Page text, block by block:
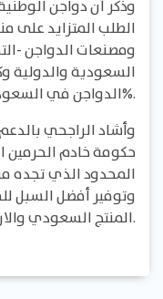
وذكر أن دواجن
الطلب المتزايد على
السعودية والدولية
الدواجن في السعودية والتي تصل إلى أكثر من 55%.
وأشاد الراجحي
حكومة خادم الحرمين
المحدود الذي تجده
وتوفير أفضل السبل
المنتج السعودي والارتقاء بالإنتاج المحلي.